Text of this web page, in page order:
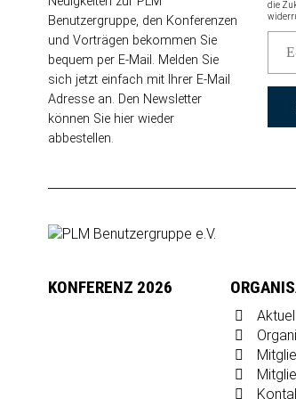
Benutzergruppe, den Konferenzen
und Vorträgen bekommen Sie
bequem per E-Mail. Melden Sie
sich jetzt einfach mit Ihrer E-Mail
Adresse an. Den Newsletter
können Sie hier wieder
abbestellen.
die
KONFERENZ 2026